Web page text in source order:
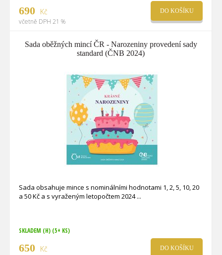
690 Kč
včetně DPH 21 %
DO KOŠÍKU
Sada oběžných mincí ČR - Narozeniny provedení sady
standard (ČNB 2024)
Sada obsahuje mince s nominálními hodnotami 1, 2, 5, 10, 20
a 50 Kč a s vyraženým letopočtem 2024
SKLADEM (H) (5+ KS)
650 Kč DO KOŠÍKU